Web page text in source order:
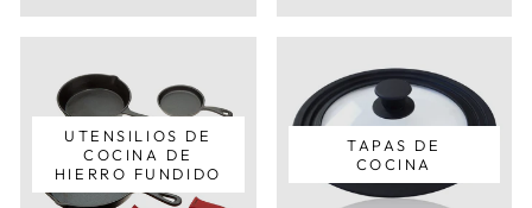
UTENSILIOS DE
COCINA DE
HIERRO FUNDIDO
TAPAS DE
COCINA